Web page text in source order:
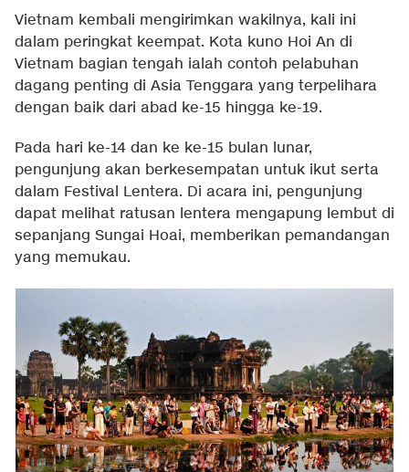
Vietnam kembali mengirimkan wakilnya, kali ini
dalam peringkat keempat. Kota kuno Hoi An di
Vietnam bagian tengah ialah contoh pelabuhan
dagang penting di Asia Tenggara yang terpelihara
dengan baik dari abad ke-15 hingga ke-19.
Pada hari ke-14 dan ke ke-15 bulan lunar,
pengunjung akan berkesempatan untuk ikut serta
dalam Festival Lentera. Di acara ini, pengunjung
dapat melihat ratusan lentera mengapung lembut di
sepanjang Sungai Hoai, memberikan pemandangan
yang memukau.